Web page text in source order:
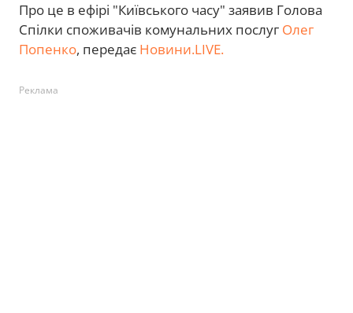
Про це в ефірі "Київського часу" заявив Голова
Спілки споживачів комунальних послуг Олег
Попенко, передає Новини.LIVE.
Реклама